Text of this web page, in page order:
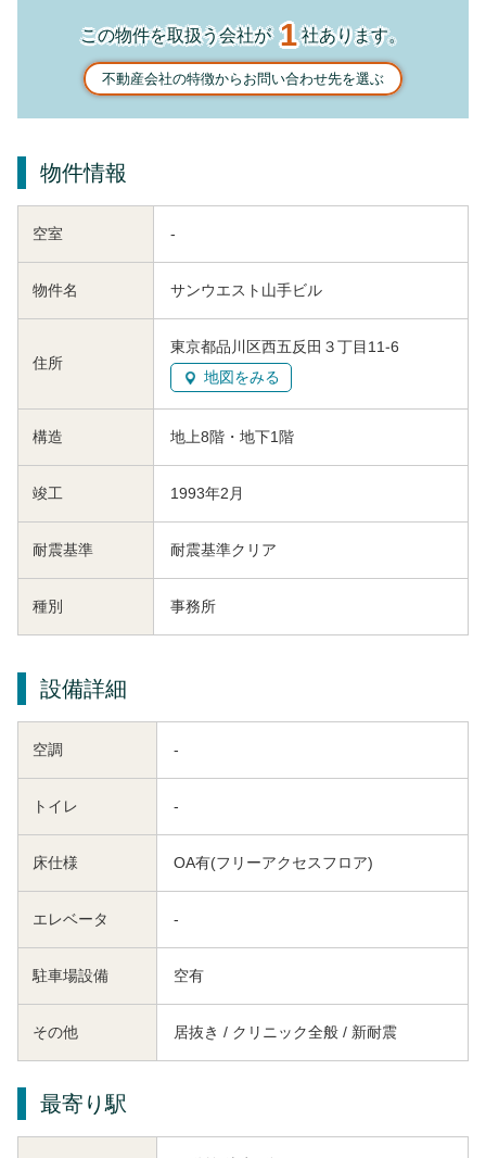
この物件を取扱う会社が1社あります。
不動産会社の特徴からお問い合わせ先を選ぶ
物件情報
空室 -
物件名 サンウエスト山手ビル
住所
東京都品川区西五反田３丁目11-6
地図をみる
構造 地上8階・地下1階
竣工 1993年2月
耐震基準 耐震基準クリア
種別 事務所
設備詳細
空調 -
トイレ -
床仕様 OA有(フリーアクセスフロア)
エレベータ -
駐車場設備 空有
その他 居抜き / クリニック全般 / 新耐震
最寄り駅